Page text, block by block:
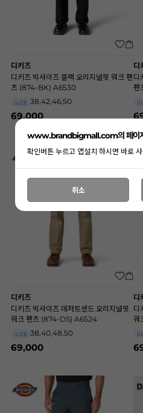
디키즈
디키즈 빅사이즈 블랙 오리지널핏 워크 팬
츠 (874-BK) A6530
SIZE 38,42,46,50
69,000
디
디
팬
디키즈
디키즈 빅사이즈 데저트샌드 오리지널핏
워크 팬츠 (874-DS) A6524
SIZE 38,40,48,50
69,000
디
디
워
www.brandbigmall.com의 페이
확인버튼 누르고 앱설치 하시면 바로
취소